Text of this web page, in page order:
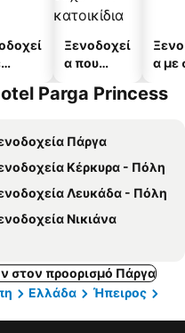
Ξενοδοχεί
α που
κατοικίδι
α με
Parga Princess
Πάργα
Κέρκυρα - Πόλη
Λευκάδα - Πόλη
Νικιάνα
στον προορισμό Πάργα
Ελλάδα
Ήπειρος